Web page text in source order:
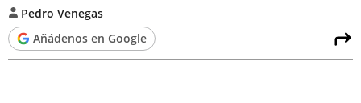
Pedro Venegas
Añádenos en Google